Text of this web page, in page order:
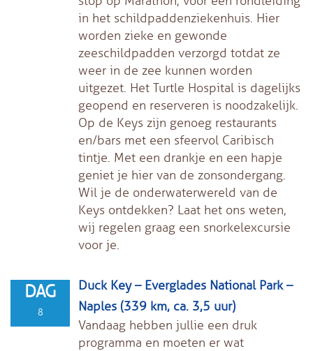
in het schildpaddenziekenhuis. Hier
worden zieke en gewonde
zeeschildpadden verzorgd totdat ze
weer in de zee kunnen worden
uitgezet. Het Turtle Hospital is dagelijks
geopend en reserveren is noodzakelijk.
Op de Keys zijn genoeg restaurants
en/bars met een sfeervol Caribisch
tintje. Met een drankje en een hapje
geniet je hier van de zonsondergang.
Wil je de onderwaterwereld van de
Keys ontdekken? Laat het ons weten,
wij regelen graag een snorkelexcursie
voor je.
DAG
8
Duck Key – Everglades National Park –
Naples (339 km, ca. 3,5 uur)
Vandaag hebben jullie een druk
programma en moeten er wat